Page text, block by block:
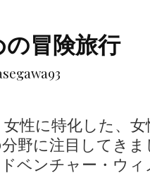
タ
イ
プ
取
得
方
法
冒険旅行
性に特化した、
野に注目してき
ドベンチャー・ウ